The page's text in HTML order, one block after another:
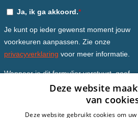
Deze website
van
Deze website gebruikt cookies om